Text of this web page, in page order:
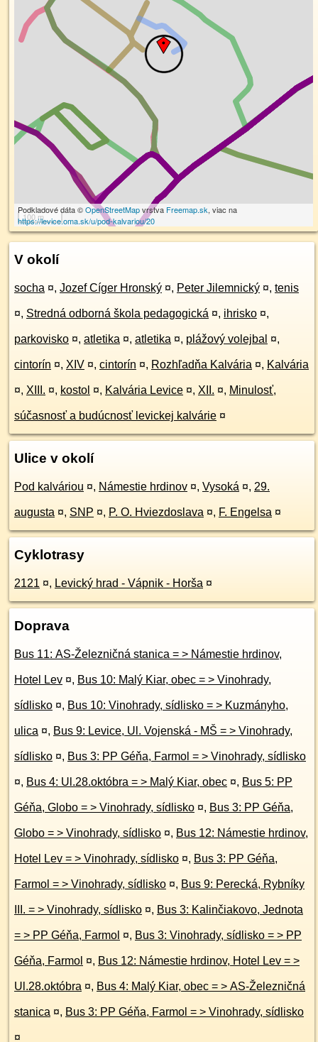
100 m
Podkladové dáta ©OpenStreetMapvrstva Freemap.sk, viac na
https://levice.oma.sk/u/pod-kalvariou/20
V okolí
socha ¤, Jozef Cíger Hronský ¤, Peter Jilemnický ¤, tenis
¤, Stredná odborná škola pedagogická ¤, ihrisko ¤,
parkovisko ¤, atletika ¤, atletika ¤, plážový volejbal ¤,
cintorín ¤, XIV ¤, cintorín ¤, Rozhľadňa Kalvária ¤, Kalvária
¤, XIII. ¤, kostol ¤, Kalvária Levice ¤, XII. ¤, Minulosť,
súčasnosť a budúcnosť levickej kalvárie ¤
Ulice v okolí
Pod kalváriou ¤, Námestie hrdinov ¤, Vysoká ¤, 29.
augusta ¤, SNP ¤, P. O. Hviezdoslava ¤, F. Engelsa ¤
Cyklotrasy
2121 ¤, Levický hrad - Vápnik - Horša ¤
Doprava
Bus 11: AS-Železničná stanica = > Námestie hrdinov,
Hotel Lev ¤, Bus 10: Malý Kiar, obec = > Vinohrady,
sídlisko ¤, Bus 10: Vinohrady, sídlisko = > Kuzmányho,
ulica ¤, Bus 9: Levice, Ul. Vojenská - MŠ = > Vinohrady,
sídlisko ¤, Bus 3: PP Géňa, Farmol = > Vinohrady, sídlisko
¤, Bus 4: Ul.28.októbra = > Malý Kiar, obec ¤, Bus 5: PP
Géňa, Globo = > Vinohrady, sídlisko ¤, Bus 3: PP Géňa,
Globo = > Vinohrady, sídlisko ¤, Bus 12: Námestie hrdinov,
Hotel Lev = > Vinohrady, sídlisko ¤, Bus 3: PP Géňa,
Farmol = > Vinohrady, sídlisko ¤, Bus 9: Perecká, Rybníky
III. = > Vinohrady, sídlisko ¤, Bus 3: Kalinčiakovo, Jednota
= > PP Géňa, Farmol ¤, Bus 3: Vinohrady, sídlisko = > PP
Géňa, Farmol ¤, Bus 12: Námestie hrdinov, Hotel Lev = >
Ul.28.októbra ¤, Bus 4: Malý Kiar, obec = > AS-Železničná
stanica ¤, Bus 3: PP Géňa, Farmol = > Vinohrady, sídlisko
¤